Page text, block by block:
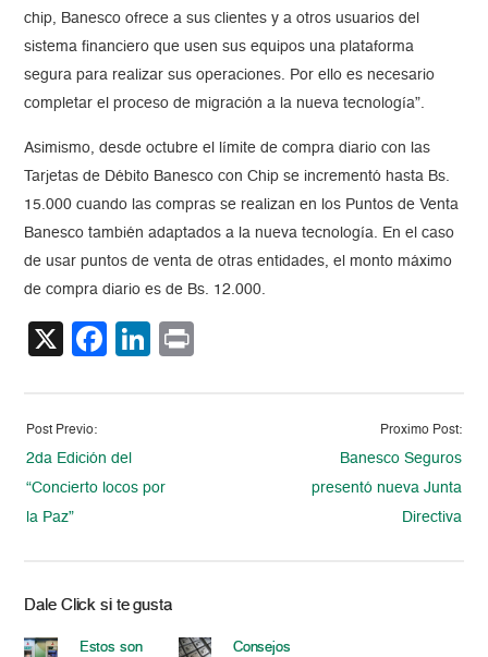
chip, Banesco ofrece a sus clientes y a otros usuarios del
sistema financiero que usen sus equipos una plataforma
segura para realizar sus operaciones. Por ello es necesario
completar el proceso de migración a la nueva tecnología”.
Asimismo, desde octubre el límite de compra diario con las
Tarjetas de Débito Banesco con Chip se incrementó hasta Bs.
15.000 cuando las compras se realizan en los Puntos de Venta
Banesco también adaptados a la nueva tecnología. En el caso
de usar puntos de venta de otras entidades, el monto máximo
de compra diario es de Bs. 12.000.
X Facebook
LinkedIn
Post Previo:
2da Edición del
“Concierto locos por
la Paz”
Proximo Post:
Banesco Seguros
presentó nueva Junta
Directiva
Dale Click si te gusta
Estos son
Consejos